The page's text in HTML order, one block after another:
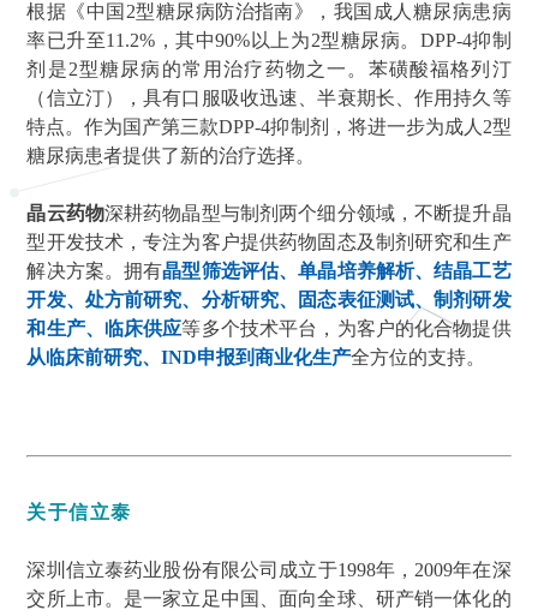
根据《中国2型糖尿病防治指南》，我国成人糖尿病患病
率已升至11.2%，其中90%以上为2型糖尿病。DPP-4抑制
剂是2型糖尿病的常用治疗药物之一。苯磺酸福格列汀
（信立汀），具有口服吸收迅速、半衰期长、作用持久等
特点。作为国产第三款DPP-4抑制剂，将进一步为成人2型
糖尿病患者提供了新的治疗选择。
晶云药物深耕药物晶型与制剂两个细分领域，不断提升晶
型开发技术，专注为客户提供药物固态及制剂研究和生产
解决方案。拥有晶型筛选评估、单晶培养解析、结晶工艺
开发、处方前研究、分析研究、固态表征测试、制剂研发
和生产、临床供应等多个技术平台，为客户的化合物提供
从临床前研究、IND申报到商业化生产全方位的支持。
关于信立泰
深圳信立泰药业股份有限公司成立于1998年，2009年在深
交所上市。是一家立足中国、面向全球、研产销一体化的